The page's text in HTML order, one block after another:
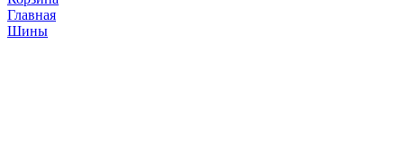
Главная
Шины